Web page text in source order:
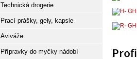
Technická drogerie
Prací prášky, gely, kapsle
Aviváže
Přípravky do myčky nádobí